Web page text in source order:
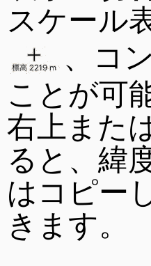
スケール
、コ
ことが可
右上また
ると、緯
はコピー
きます。